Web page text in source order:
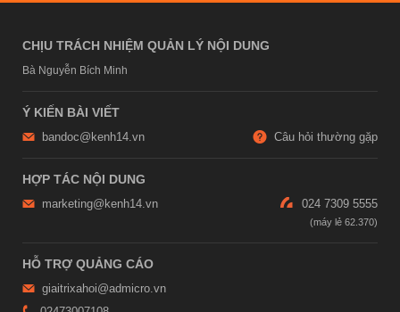
CHỊU TRÁCH NHIỆM QUẢN LÝ NỘI DUNG
Bà Nguyễn Bích Minh
Ý KIẾN BÀI VIẾT
bandoc@kenh14.vn Câu hỏi thường gặp
HỢP TÁC NỘI DUNG
marketing@kenh14.vn 024 7309 5555
HỖ TRỢ QUẢNG CÁO
giaitrixahoi@admicro.vn